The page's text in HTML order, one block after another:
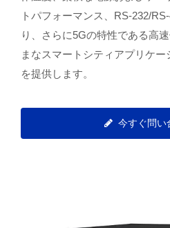
トパフォーマンス、RS-232/
り、さらに5Gの特性である高
まなスマートシティアプリケ
を提供します。
今すぐ問い